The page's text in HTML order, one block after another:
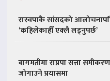
रास्वपाकै सांसदको
‘कहिलेकाहीँ एक्लै लड्नुपर्छ’
बागमतीमा राप्रपा सत्ता
जोगाउने प्रयासमा